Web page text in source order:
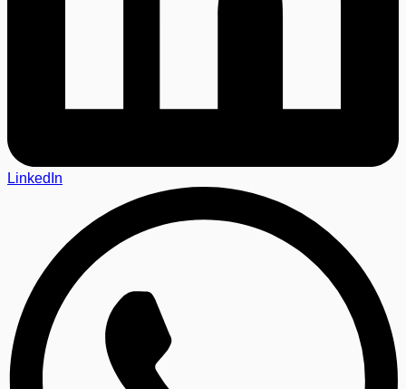
LinkedIn